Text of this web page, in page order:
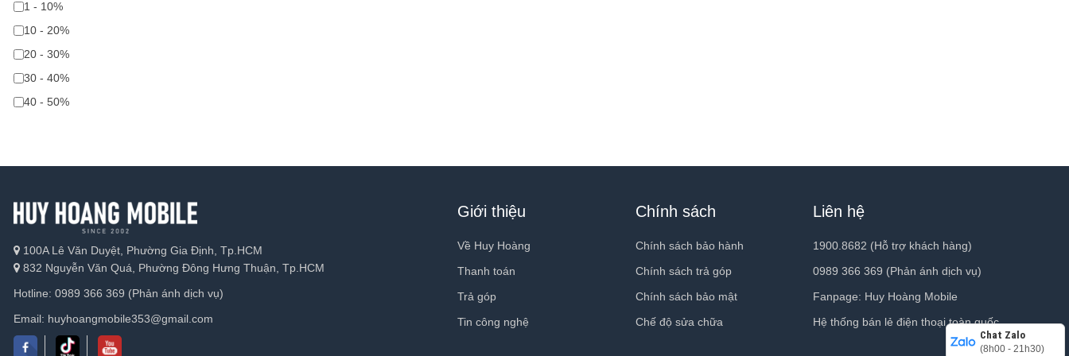
1 - 10%
10 - 20%
20 - 30%
30 - 40%
40 - 50%
100A Lê Văn Duyệt, Phường Gia Định, Tp.HCM
832 Nguyễn Văn Quá, Phường Đông Hưng Thuận, Tp.HCM
Hotline: 0989 366 369 (Phản ánh dịch vụ)
Email: huyhoangmobile353@gmail.com
Giới thiệu
Về Huy Hoàng
Thanh toán
Trả góp
Tin công nghệ
Chính sách
Chính sách bảo hành
Chính sách trả góp
Chính sách bảo mật
Chế độ sửa chữa
Liên hệ
1900.8682 (Hỗ trợ khách hàng)
0989 366 369 (Phản ánh dịch vụ)
Fanpage: Huy Hoàng Mobile
Hệ thống bán lẻ điện thoại toàn quốc
Chat Zalo
(8h00 - 21h30)